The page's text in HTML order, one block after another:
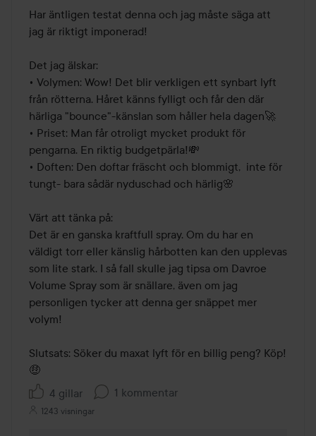
av
5
Har äntligen testat denna och jag måste säga att
jag är riktigt imponerad!
Det jag älskar:
• Volymen: Wow! Det blir verkligen ett synbart lyft
från rötterna. Håret känns fylligt och får den där
härliga "bounce"-känslan som håller hela dagen🚀
• Priset: Man får otroligt mycket produkt för
pengarna. En riktig budgetpärla!💸
• Doften: Den doftar fräscht och blommigt,  inte för
tungt- bara sådär nyduschad och härlig🌸
Värt att tänka på:
Det är en ganska kraftfull spray. Om du har en
väldigt torr eller känslig hårbotten kan den upplevas
som lite stark. I så fall skulle jag tipsa om Davroe
Volume Spray som är snällare, även om jag
personligen tycker att denna ger snäppet mer
volym!
Slutsats: Söker du maxat lyft för en billig peng? Köp!
🤑
4 gillar
1 kommentar
1243 visningar